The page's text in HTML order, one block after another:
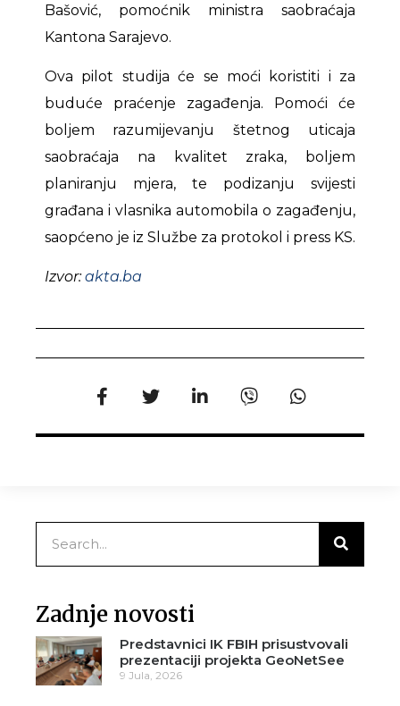
Bašović, pomoćnik ministra saobraćaja
Kantona Sarajevo.
Ova pilot studija će se moći koristiti i za
buduće praćenje zagađenja. Pomoći će
boljem razumijevanju štetnog uticaja
saobraćaja na kvalitet zraka, boljem
planiranju mjera, te podizanju svijesti
građana i vlasnika automobila o zagađenju,
saopćeno je iz Službe za protokol i press KS.
Izvor:akta.ba
Zadnje novosti
Predstavnici IK FBIH prisustvovali
prezentaciji projekta GeoNetSee
9 Jula, 2026